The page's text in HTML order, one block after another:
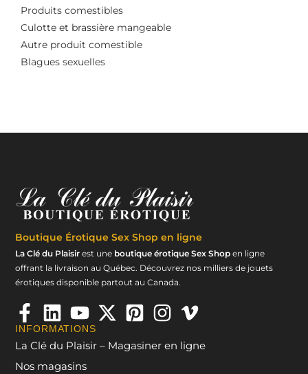
Produits comestibles
Culotte et brassière mangeable
Autre produit comestible
Blagues sexuelles
Boutique Érotique Sex Shop en ligne
La Clé du Plaisir est une boutique érotique Sex Shop en ligne
offrant la livraison au Québec. Découvrez nos milliers de jouets
érotiques disponible partout au Canada.
INFORMATIONS
La Clé du Plaisir – Magasiner en ligne
Nos magasins